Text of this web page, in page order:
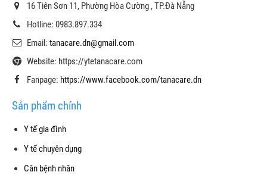
16 Tiên Sơn 11, Phường Hòa Cường , TP.Đà Nẵng
Hotline: 0983.897.334
Email: tanacare.dn@gmail.com
Website: https://ytetanacare.com
Fanpage: https://www.facebook.com/tanacare.dn
Sản phẩm chính
Y tế gia đình
Y tế chuyên dụng
Cân bệnh nhân